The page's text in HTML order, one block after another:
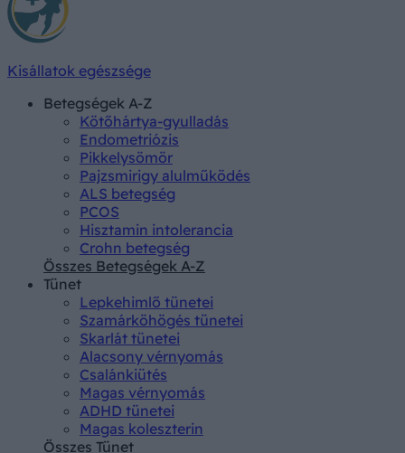
Kisállatok egészsége
Betegségek A-Z
Kötőhártya-gyulladás
Endometriózis
Pikkelysömör
Pajzsmirigy alulműködés
ALS betegség
PCOS
Hisztamin intolerancia
Crohn betegség
Összes Betegségek A-Z
Tünet
Lepkehimlő tünetei
Szamárköhögés tünetei
Skarlát tünetei
Alacsony vérnyomás
Csalánkiütés
Magas vérnyomás
ADHD tünetei
Magas koleszterin
Összes Tünet